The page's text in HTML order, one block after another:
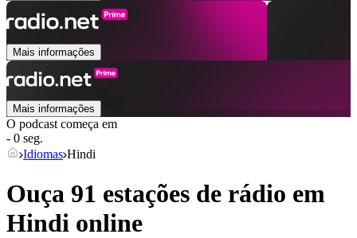
Mais informações
Mais informações
O podcast começa em
- 0 seg.
Idiomas Hindi
Ouça 91 estações de rádio em
Hindi online